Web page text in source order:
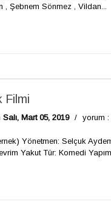
Şebnem Sönmez , Vildan...
Filmi
Salı, Mart 05, 2019 / yorum :
Yönetmen: Selçuk
Yakut Tür: Komedi